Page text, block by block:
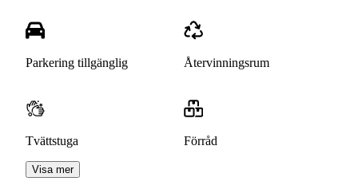
Parkering tillgänglig Återvinningsrum
Tvättstuga Förråd
Visa mer